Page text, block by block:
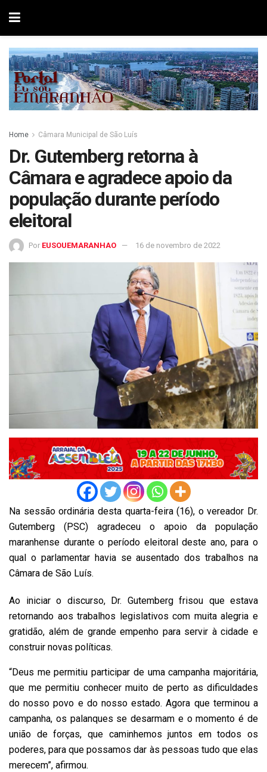
Home Câmara Municipal de São Luís
Dr. Gutemberg retorna à
Câmara e agradece apoio da
população durante período
eleitoral
Por EUSOUEMARANHAO 16 de novembro de 2022
Na sessão ordinária desta quarta-feira (16), o vereador Dr.
Gutemberg (PSC) agradeceu o apoio da população
maranhense durante o período eleitoral deste ano, para o
qual o parlamentar havia se ausentado dos trabalhos na
Câmara de São Luís.
Ao iniciar o discurso, Dr. Gutemberg frisou que estava
retornando aos trabalhos legislativos com muita alegria e
gratidão, além de grande empenho para servir à cidade e
construir novas políticas.
“Deus me permitiu participar de uma campanha majoritária,
que me permitiu conhecer muito de perto as dificuldades
do nosso povo e do nosso estado. Agora que terminou a
campanha, os palanques se desarmam e o momento é de
união de forças, que caminhemos juntos em todos os
poderes, para que possamos dar às pessoas tudo que elas
merecem”, afirmou.